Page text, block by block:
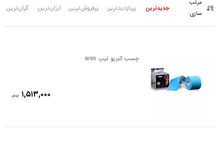
مرتب
سازی:
جدیدترین پربازدیدترین پرفروش‌ترین ارزان‌ترین گران‌ترین
چسب کنزیو تیپ ares
۱,۵۱۳,۰۰۰ تومان